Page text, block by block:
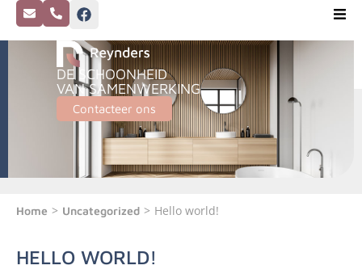
DE SCHOONHEID
VAN SAMENWERKING
Contacteer ons
Home > Uncategorized > Hello world!
HELLO WORLD!